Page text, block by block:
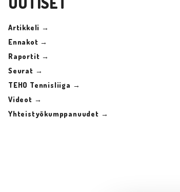
Artikkeli →
Ennakot →
Raportit →
Seurat →
TEHO Tennisliiga →
Videot →
Yhteistyökumppanuudet →